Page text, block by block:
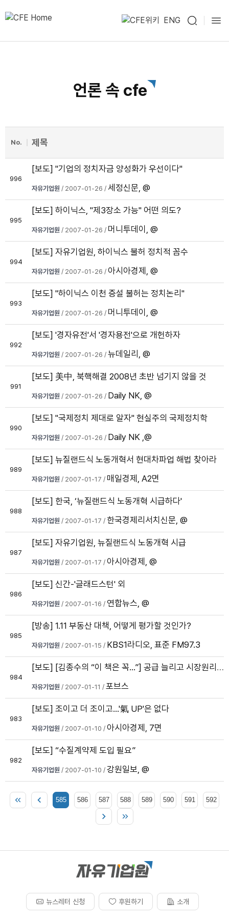
ENG
언론 속 cfe
No. 제목
996
[보도] "기업의 정치자금 양성화가 우선이다"
자유기업원 / 2007-01-26 / 세정신문, @
995
[보도] 하이닉스, "제3장소 가능" 어떤 의도?
자유기업원 / 2007-01-26 / 머니투데이, @
994
[보도] 자유기업원, 하이닉스 불허 정치적 꼼수
자유기업원 / 2007-01-26 / 아시아경제, @
993
[보도] "하이닉스 이천 증설 불허는 정치논리"
자유기업원 / 2007-01-26 / 머니투데이, @
992
[보도] '경자유전'서 '경자용전'으로 개헌하자
자유기업원 / 2007-01-26 / 뉴데일리, @
991
[보도] 美中, 북핵해결 2008년 초반 넘기지 않을 것
자유기업원 / 2007-01-26 / Daily NK, @
990
[보도] "국제정치 제대로 알자" 현실주의 국제정치학
자유기업원 / 2007-01-26 / Daily NK ,@
989
[보도] 뉴질랜드식 노동개혁서 현대차파업 해법 찾아라
자유기업원 / 2007-01-17 / 매일경제, A2면
988
[보도] 한국, ‘뉴질랜드식 노동개혁 시급하다'
자유기업원 / 2007-01-17 / 한국경제리서치신문, @
987
[보도] 자유기업원, 뉴질랜드식 노동개혁 시급
자유기업원 / 2007-01-17 / 아시아경제, @
986
[보도] 신간-'글래드스턴' 외
자유기업원 / 2007-01-16 / 연합뉴스, @
985
[방송] 1.11 부동산 대책, 어떻게 평가할 것인가?
자유기업원 / 2007-01-15 / KBS1라디오, 표준 FM97.3
984
[보도] [김종수의 “이 책은 꼭…”] 공급 늘리고 시장원리에 맡겨라
자유기업원 / 2007-01-11 / 포브스
983
[보도] 조이고 더 조이고...'氣 UP'은 없다
자유기업원 / 2007-01-10 / 아시아경제, 7면
982
[보도] “수질계약제 도입 필요”
자유기업원 / 2007-01-10 / 강원일보, @
585 586 587 588 589 590 591 592
뉴스레터 신청 후원하기 소개